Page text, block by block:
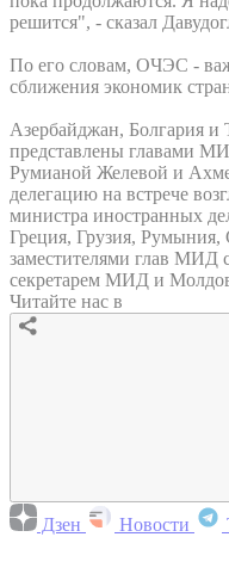
решится", - сказал
По его словам, ОЧЭС -
сближения экономик
Азербайджан, Болгария и
представлены главами
Румианой Желевой и
делегацию на встрече
министра иностранных
Греция, Грузия, Румыния,
заместителями глав МИД
секретарем МИД и
Читайте нас в
Дзен Новости